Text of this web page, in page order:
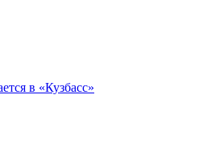
в «Кузбасс»